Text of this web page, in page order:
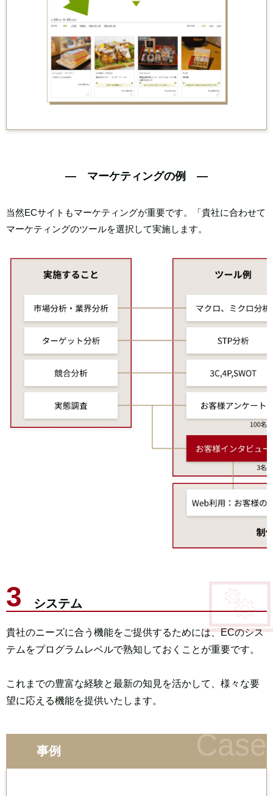
― マーケティングの例 ―
当然ECサイトもマーケティングが重要です。
「貴社に合わせて
マーケティングのツールを選択して実施します。
システム
貴社のニーズに合う機能をご提供するためには、ECのシス
テムをプログラムレベルで熟知しておくことが重要です。
これまでの豊富な経験と最新の知見を活かして、 様々な要
望に応える機能を提供いたします。
事例